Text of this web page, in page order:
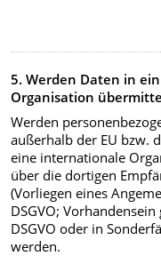
5. Werden Daten in
Organisation
Werden
außerhalb der EU bzw.
eine internationale
über die dortigen
(Vorliegen eines
DSGVO;
DSGVO oder in
werden.